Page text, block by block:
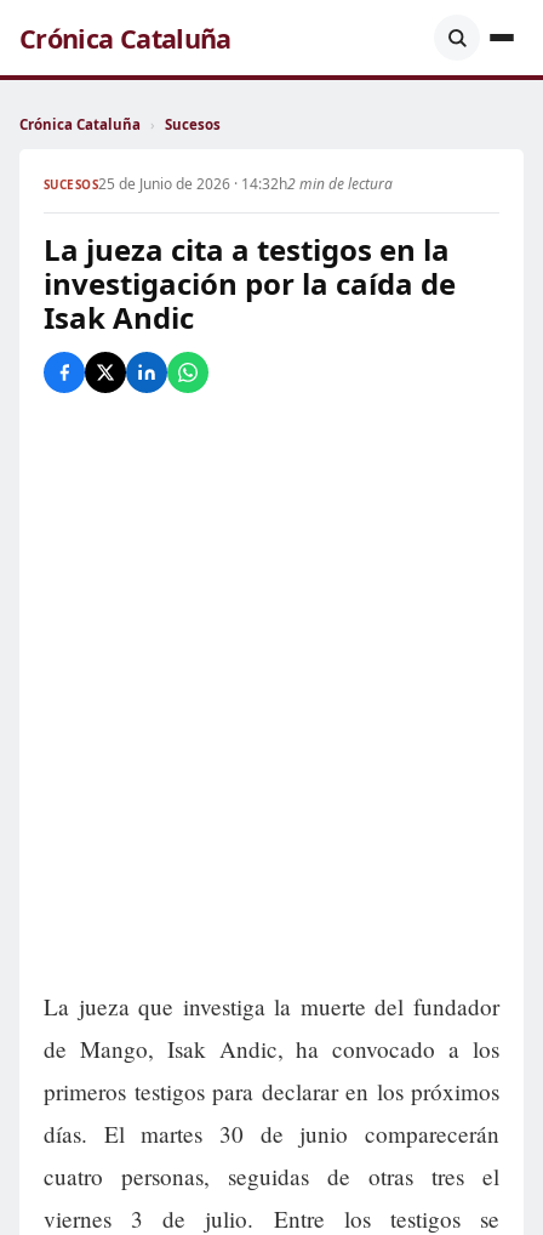
Crónica Cataluña
Crónica Cataluña › Sucesos
SUCESOS25 de Junio de 2026 · 14:32h2 min de lectura
La jueza cita a testigos en la
investigación por la caída de
Isak Andic
La jueza que investiga la muerte del fundador
de Mango, Isak Andic, ha convocado a los
primeros testigos para declarar en los próximos
días. El martes 30 de junio comparecerán
cuatro personas, seguidas de otras tres el
viernes 3 de julio. Entre los testigos se